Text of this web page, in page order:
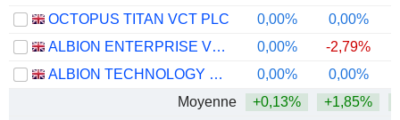
OCTOPUS TITAN VCT PLC
0,00% 0,00%
ALBION ENTERPRISE VCT PLC
0,00% -2,79%
ALBION TECHNOLOGY & GENERAL VCT PLC
0,00% 0,00%
Moyenne
+0,13% +1,85%